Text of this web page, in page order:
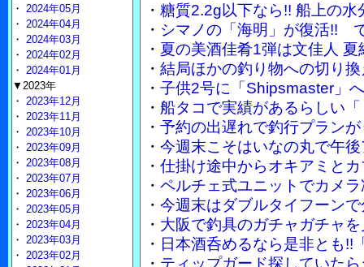
・ 糖質2.2g以下なら!! 船上の
・ シマノの「海明」が復活!!
・ 夏の美酒佳肴1弾は文佳人
・ 結局ほかの釣り物への切り
・ 子供2号に「Shipsmaster」
・ 船タコで実績があるらしい
・ 予約の出遅れで釣行プラン
・ 今週末こそはいなの丸で午
・ 仕掛け途中からオキアミと
・ ペルチェ式ユニットでカメ
・ 今週末はダブルタイフーン
・ 大阪で釣具のガチャガチャ
・ 日本酒呑めるなら是非とも!!
・ ティップガード探していた
・ 2024年05月
・ 2024年04月
・ 2024年03月
・ 2024年02月
・ 2024年01月
▼2023年
・ 2023年12月
・ 2023年11月
・ 2023年10月
・ 2023年09月
・ 2023年08月
・ 2023年07月
・ 2023年06月
・ 2023年05月
・ 2023年04月
・ 2023年03月
・ 2023年02月